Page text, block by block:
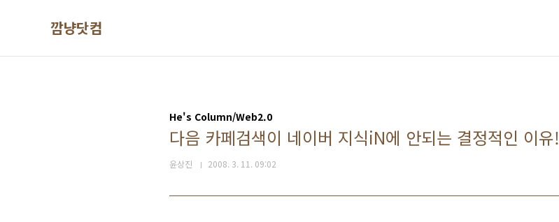
깜냥닷컴
He's Column/Web2.0
다음 카페검색이 네이버 지식iN에 안되는 결정적인 이유!
윤상진 2008. 3. 11. 09:02